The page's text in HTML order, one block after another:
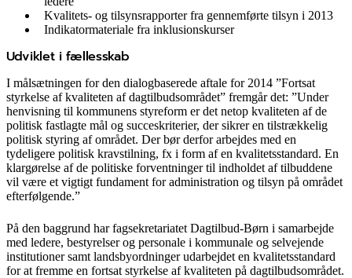
Kvalitets- og tilsynsrapporter fra gennemførte tilsyn i 2013
Indikatormateriale fra inklusionskurser
Udviklet i fællesskab
I målsætningen for den dialogbaserede aftale for 2014 ”Fortsat
styrkelse af kvaliteten af dagtilbudsområdet” fremgår det: ”Under
henvisning til kommunens styreform er det netop kvaliteten af de
politisk fastlagte mål og succeskriterier, der sikrer en tilstrækkelig
politisk styring af området. Der bør derfor arbejdes med en
tydeligere politisk kravstilning, fx i form af en kvalitetsstandard. En
klargørelse af de politiske forventninger til indholdet af tilbuddene
vil være et vigtigt fundament for administration og tilsyn på området
efterfølgende.”
På den baggrund har fagsekretariatet Dagtilbud-Børn i samarbejde
med ledere, bestyrelser og personale i kommunale og selvejende
institutioner samt landsbyordninger udarbejdet en kvalitetsstandard
for at fremme en fortsat styrkelse af kvaliteten på dagtilbudsområdet.